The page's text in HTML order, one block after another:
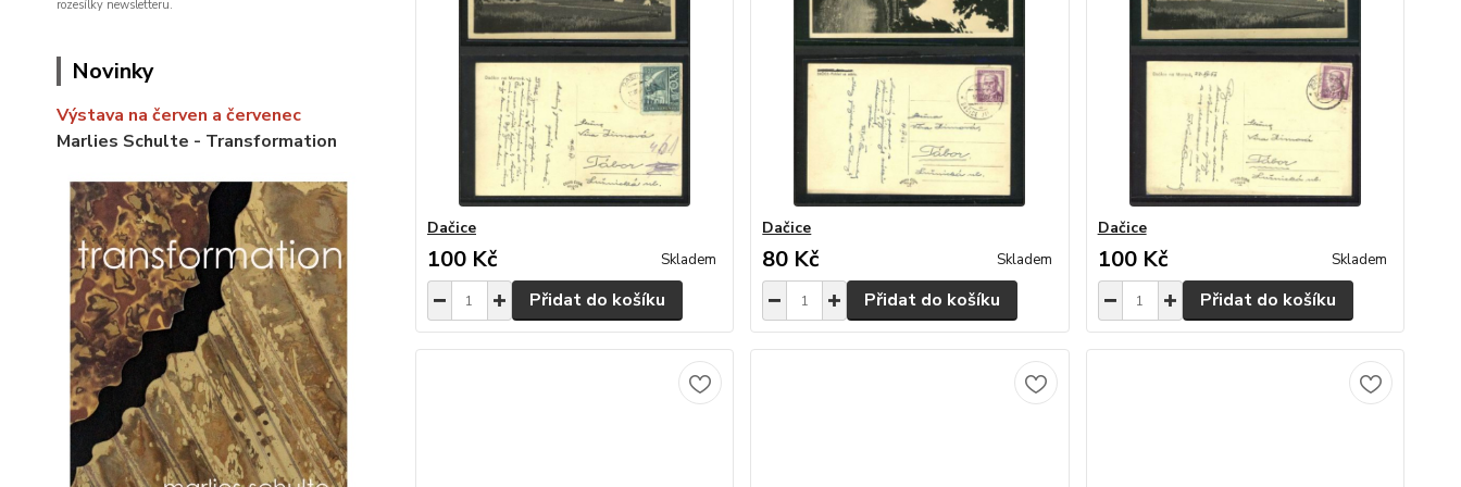
rozesílky newsletteru.
Novinky
Výstava na červen a červenec
Marlies Schulte - Transformation
Dačice
100 Kč Skladem
Přidat do košíku
Dačice
80 Kč Skladem
Přidat do košíku
Dačice
100 Kč Skladem
Přidat do košíku